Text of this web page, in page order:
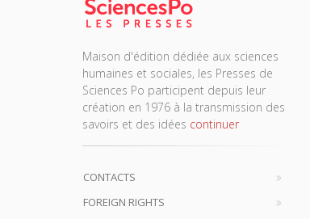
Maison d'édition dédiée aux sciences
humaines et sociales, les Presses de
Sciences Po participent depuis leur
création en 1976 à la transmission des
savoirs et des idées continuer
CONTACTS
FOREIGN RIGHTS